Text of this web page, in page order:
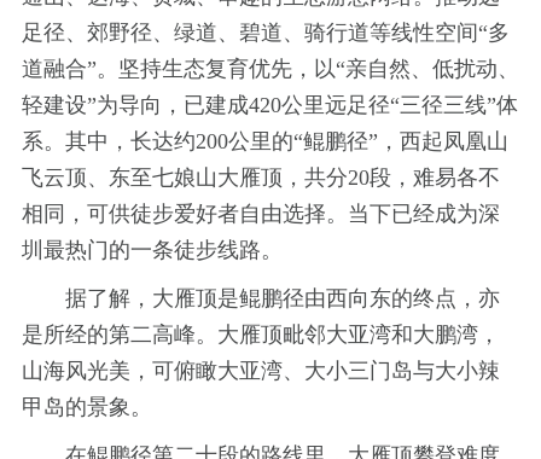
足径、郊野径、绿道、碧道、骑行道等线性空间“多
道融合”。坚持生态复育优先，以“亲自然、低扰动、
轻建设”为导向，已建成420公里远足径“三径三线”体
系。其中，长达约200公里的“鲲鹏径”，西起凤凰山
飞云顶、东至七娘山大雁顶，共分20段，难易各不
相同，可供徒步爱好者自由选择。当下已经成为深
圳最热门的一条徒步线路。
据了解，大雁顶是鲲鹏径由西向东的终点，亦
是所经的第二高峰。大雁顶毗邻大亚湾和大鹏湾，
山海风光美，可俯瞰大亚湾、大小三门岛与大小辣
甲岛的景象。